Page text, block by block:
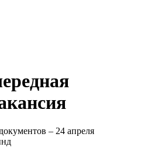
– 24 апреля